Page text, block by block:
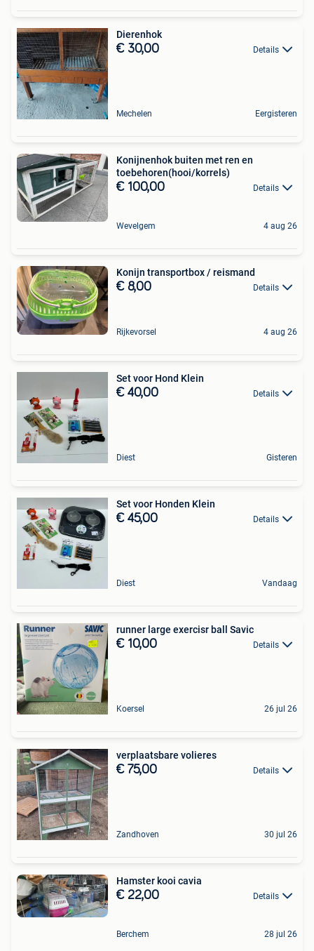
Dierenhok
€ 30,00 Details
Mechelen Eergisteren
Konijnenhok buiten met ren en
toebehoren(hooi/korrels)
€ 100,00 Details
Wevelgem 4 aug 26
Konijn transportbox / reismand
€ 8,00 Details
Rijkevorsel 4 aug 26
Set voor Hond Klein
€ 40,00 Details
Diest Gisteren
Set voor Honden Klein
€ 45,00 Details
Diest Vandaag
runner large exercisr ball Savic
€ 10,00 Details
Koersel 26 jul 26
verplaatsbare volieres
€ 75,00 Details
Zandhoven 30 jul 26
Hamster kooi cavia
€ 22,00 Details
Berchem 28 jul 26